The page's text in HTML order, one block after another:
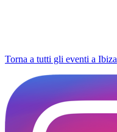
Torna a tutti gli eventi a Ibiza